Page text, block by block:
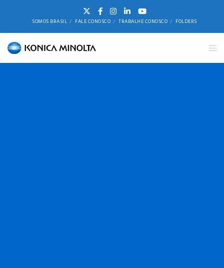
SOMOS BRASIL FALE CONOSCO TRABALHE CONOSCO FOLDERS